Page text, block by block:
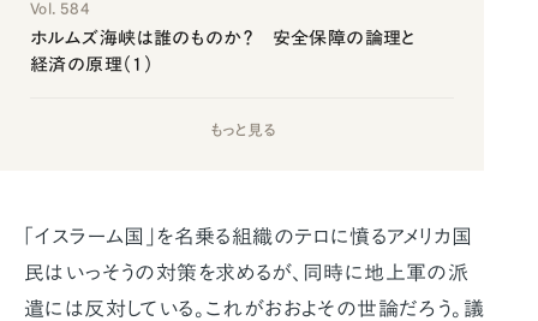
Vol. 584
ホルムズ海峡は誰のものか？ 安全保障の論理と
経済の原理（1）
もっと見る
「イスラーム国」を名乗る組織のテロに憤るアメリカ国
民はいっそうの対策を求めるが、同時に地上軍の派
遣には反対している。これがおおよその世論だろう。議